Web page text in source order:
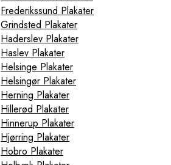
Frederikssund Plakater
Grindsted Plakater
Haderslev Plakater
Haslev Plakater
Helsinge Plakater
Helsingør Plakater
Herning Plakater
Hillerød Plakater
Hinnerup Plakater
Hjørring Plakater
Hobro Plakater